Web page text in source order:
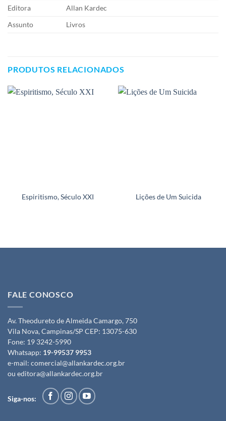
Editora
Allan Kardec
Assunto
Livros
PRODUTOS RELACIONADOS
Espiritismo, Século XXI Lições de Um Suicida
FALE CONOSCO
Av. Theodureto de Almeida Camargo, 750
Vila Nova, Campinas/SP CEP: 13075-630
Fone: 19 3242-5990
Whatsapp: 19-99537 9953
e-mail: comercial@allankardec.org.br
ou editora@allankardec.org.br
Siga-nos: